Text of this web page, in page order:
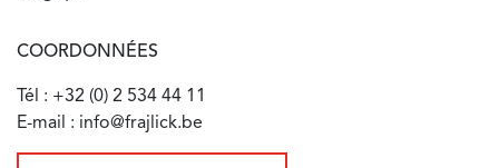
COORDONNÉES
Tél : +32 (0) 2 534 44 11
E-mail : info@frajlick.be